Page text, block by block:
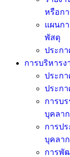
หรือก
แผนก
พัสดุ
ประก
การบริหาร
ประก
ประก
การบ
บุคลา
การป
บุคลา
การพั